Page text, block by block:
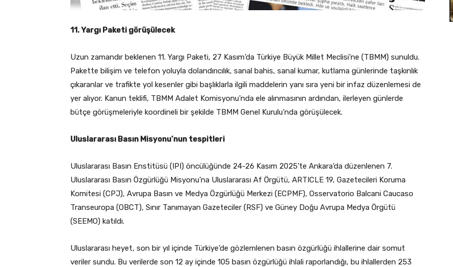
11. Yargı Paketi görüşülecek
Uzun zamandır beklenen 11. Yargı Paketi, 27 Kasım’da Türkiye Büyük Millet Meclisi’ne (TBMM) sunuldu.
Pakette bilişim ve telefon yoluyla dolandırıcılık, sanal bahis, sanal kumar, kutlama günlerinde taşkınlık
çıkaranlar ve trafikte yol kesenler gibi başlıklarla ilgili maddelerin yanı sıra yeni bir infaz düzenlemesi de
yer alıyor. Kanun teklifi, TBMM Adalet Komisyonu’nda ele alınmasının ardından, ilerleyen günlerde
bütçe görüşmeleriyle koordineli bir şekilde TBMM Genel Kurulu’nda görüşülecek.
Uluslararası Basın Misyonu’nun tespitleri
Uluslararası Basın Enstitüsü (IPI) öncülüğünde 24-26 Kasım 2025’te Ankara’da düzenlenen 7.
Uluslararası Basın Özgürlüğü Misyonu’na Uluslararası Af Örgütü, ARTICLE 19, Gazetecileri Koruma
Komitesi (CPJ), Avrupa Basın ve Medya Özgürlüğü Merkezi (ECPMF), Osservatorio Balcani Caucaso
Transeuropa (OBCT), Sınır Tanımayan Gazeteciler (RSF) ve Güney Doğu Avrupa Medya Örgütü
(SEEMO) katıldı.
Uluslararası heyet, son bir yıl içinde Türkiye’de gözlemlenen basın özgürlüğü ihlallerine dair somut
veriler sundu. Bu verilerde son 12 ay içinde 105 basın özgürlüğü ihlali raporlandığı, bu ihlallerden 253